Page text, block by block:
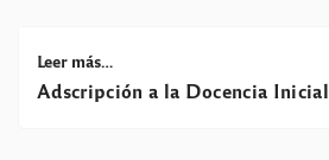
Adscripción a la Docencia Inicial
Leer más…